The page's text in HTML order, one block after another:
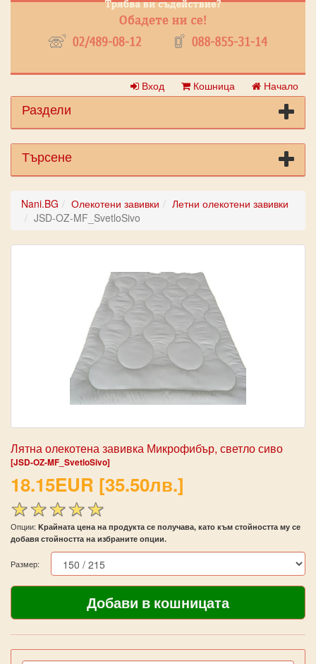
Вход Кошница Начало
Раздели
Търсене
Nani.BG Олекотени завивки
Летни олекотени завивки
JSD-OZ-MF_SvetloSivo
Лятна олекотена завивка Микрофибър, светло сиво
[JSD-OZ-MF_SvetloSivo]
18.15EUR [35.50лв.]
Опции: Kрайната цена на продукта се получава, като към стойността му се
добавя стойността на избраните опции.
Размер: